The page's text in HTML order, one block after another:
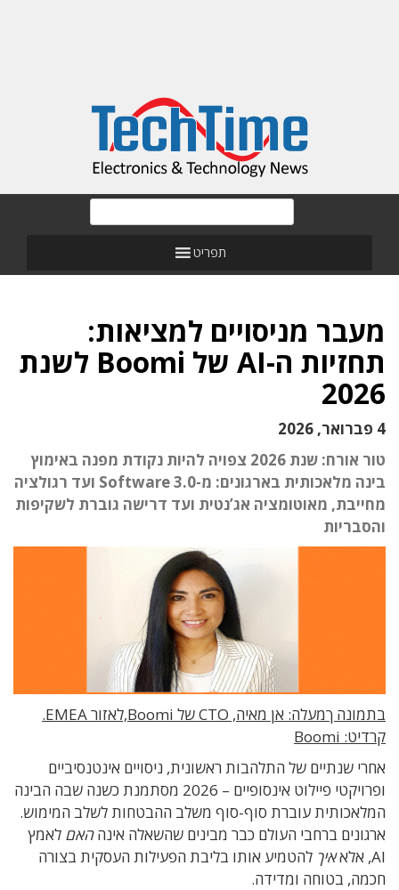
תפריט
מעבר מניסויים למציאות:
תחזיות ה-AI של Boomi לשנת
2026
4 פברואר, 2026
טור אורח: שנת 2026 צפויה להיות נקודת מפנה באימוץ
בינה מלאכותית בארגונים: מ-Software 3.0 ועד רגולציה
מחייבת, מאוטומציה אג’נטית ועד דרישה גוברת לשקיפות
והסבריות
בתמונה ךמעלה: אן מאיה, CTO של Boomi,לאזור EMEA.
קרדיט: Boomi
אחרי שנתיים של התלהבות ראשונית, ניסויים אינטנסיביים
ופרויקטי פיילוט אינסופיים – 2026 מסתמנת כשנה שבה הבינה
המלאכותית עוברת סוף-סוף משלב ההבטחות לשלב המימוש.
ארגונים ברחבי העולם כבר מבינים שהשאלה אינההאם לאמץ
AI, אלא
איך להטמיע אותו בליבת הפעילות העסקית בצורה
חכמה, בטוחה ומדידה.